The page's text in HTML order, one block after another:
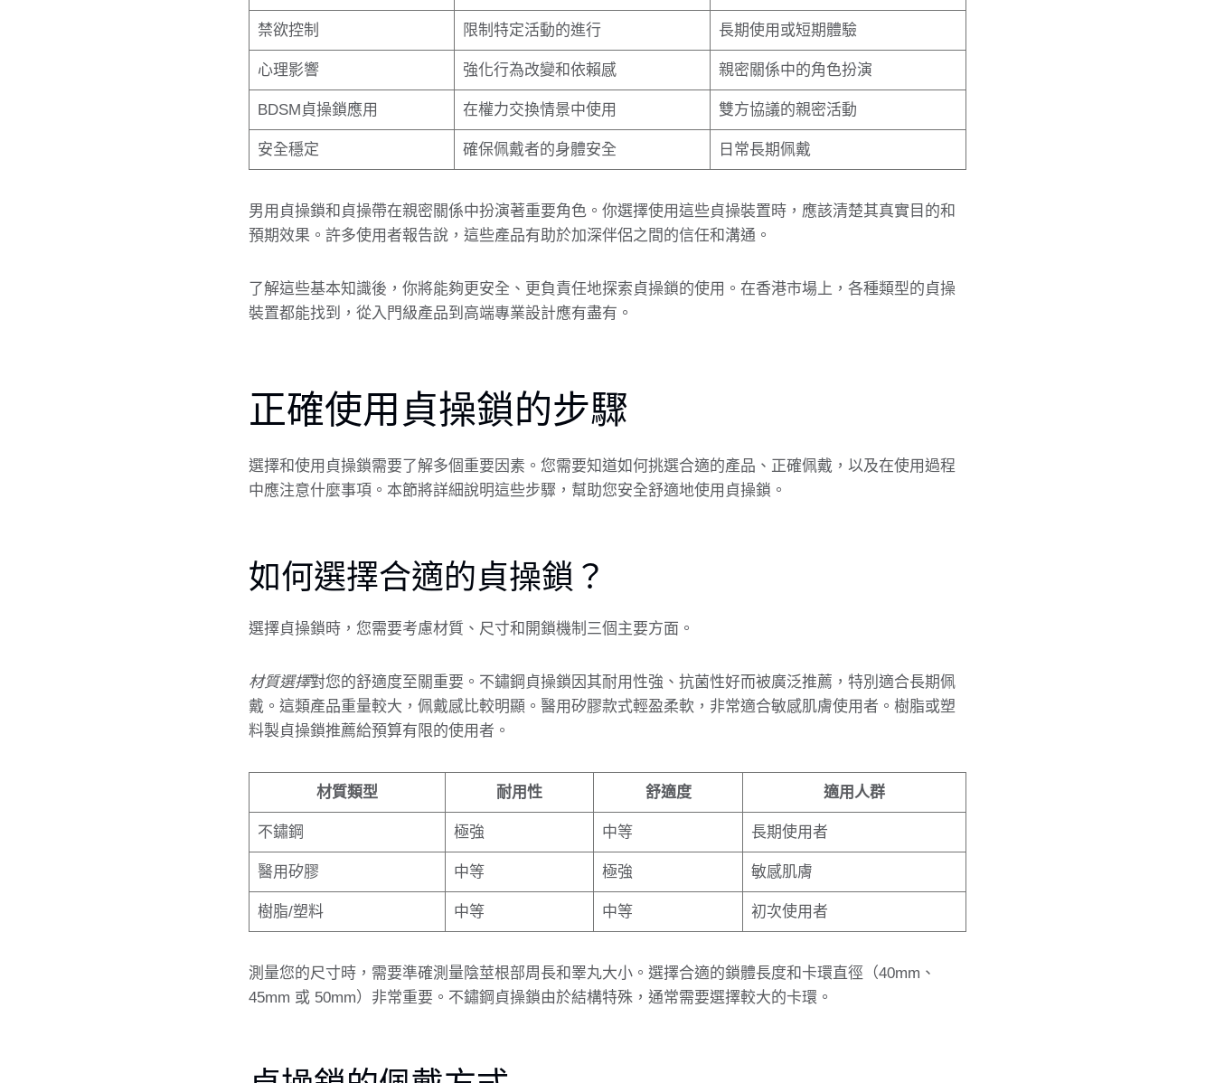
禁欲控制 限制特定活動的進行 長期使用或短期體驗
心理影響 強化行為改變和依賴感 親密關係中的角色扮演
BDSM貞操鎖應用 在權力交換情景中使用 雙方協議的親密活動
安全穩定 確保佩戴者的身體安全 日常長期佩戴
男用貞操鎖和貞操帶在親密關係中扮演著重要角色。你選擇使用這些貞操裝置時，應該清楚其真實目的和
預期效果。許多使用者報告說，這些產品有助於加深伴侶之間的信任和溝通。
了解這些基本知識後，你將能夠更安全、更負責任地探索貞操鎖的使用。在香港市場上，各種類型的貞操
裝置都能找到，從入門級產品到高端專業設計應有盡有。
正確使用貞操鎖的步驟
選擇和使用貞操鎖需要了解多個重要因素。您需要知道如何挑選合適的產品、正確佩戴，以及在使用過程
中應注意什麼事項。本節將詳細說明這些步驟，幫助您安全舒適地使用貞操鎖。
如何選擇合適的貞操鎖？
選擇貞操鎖時，您需要考慮材質、尺寸和開鎖機制三個主要方面。
材質選擇對您的舒適度至關重要。不鏽鋼貞操鎖因其耐用性強、抗菌性好而被廣泛推薦，特別適合長期佩
戴。這類產品重量較大，佩戴感比較明顯。醫用矽膠款式輕盈柔軟，非常適合敏感肌膚使用者。樹脂或塑
料製貞操鎖推薦給預算有限的使用者。
材質類型 耐用性 舒適度 適用人群
不鏽鋼 極強 中等 長期使用者
醫用矽膠 中等 極強 敏感肌膚
樹脂/塑料 中等 中等 初次使用者
測量您的尺寸時，需要準確測量陰莖根部周長和睪丸大小。選擇合適的鎖體長度和卡環直徑（40mm、
45mm 或 50mm）非常重要。不鏽鋼貞操鎖由於結構特殊，通常需要選擇較大的卡環。